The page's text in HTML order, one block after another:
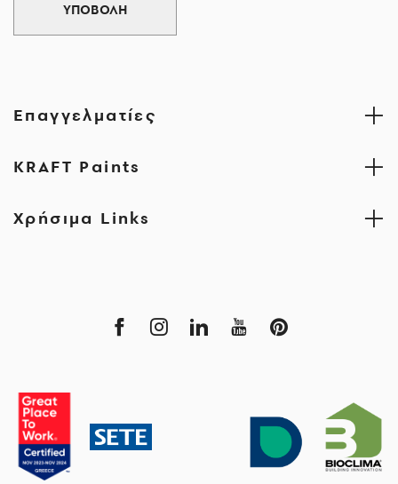
ΥΠΟΒΟΛΗ
Επαγγελματίες
KRAFT Paints
Χρήσιμα Links